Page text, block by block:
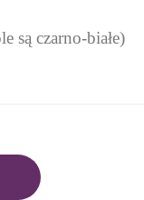
są czarno-białe)